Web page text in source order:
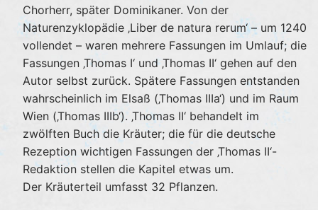
Chorherr, später Dominikaner. Von der
Naturenzyklopädie ‚Liber de natura rerum‘ – um 1240
vollendet – waren mehrere Fassungen im Umlauf; die
Fassungen ‚Thomas I‘ und ‚Thomas II‘ gehen auf den
Autor selbst zurück. Spätere Fassungen entstanden
wahrscheinlich im Elsaß (‚Thomas IIIa‘) und im Raum
Wien (‚Thomas IIIb‘). ‚Thomas II‘ behandelt im
zwölften Buch die Kräuter; die für die deutsche
Rezeption wichtigen Fassungen der ‚Thomas II‘-
Redaktion stellen die Kapitel etwas um.
Der Kräuterteil umfasst 32 Pflanzen.